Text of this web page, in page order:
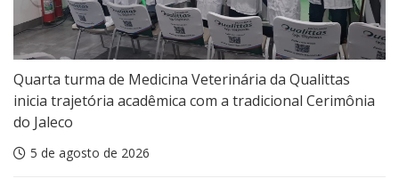
Quarta turma de Medicina Veterinária da Qualittas
inicia trajetória acadêmica com a tradicional Cerimônia
do Jaleco
5 de agosto de 2026